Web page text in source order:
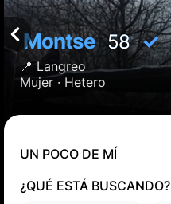
Montse58✓
📍 Langreo
Mujer · Hetero
UN POCO DE MÍ
¿QUÉ ESTÁ BUSCANDO?